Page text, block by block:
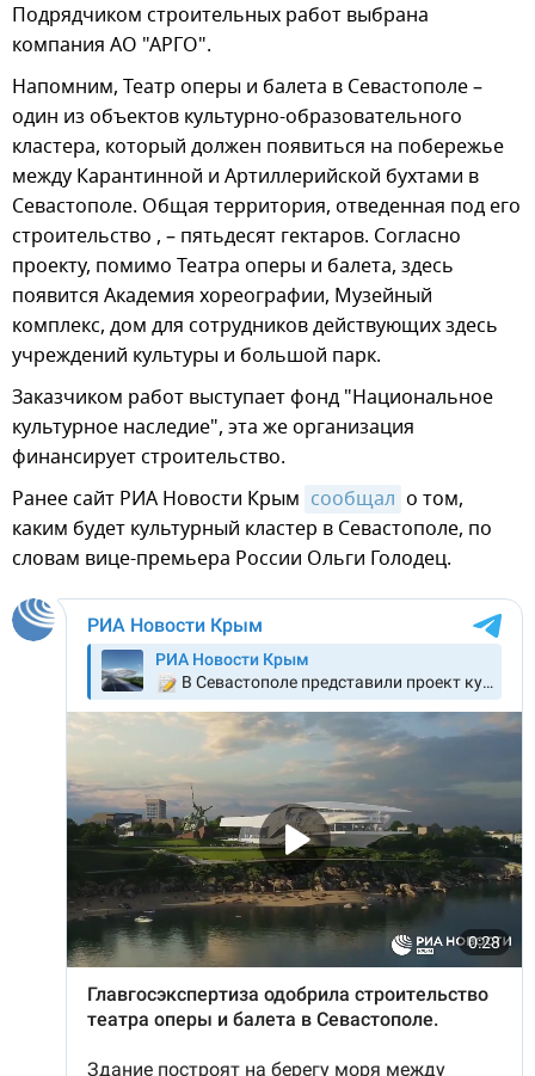
Подрядчиком строительных работ выбрана
компания АО "АРГО".
Напомним, Театр оперы и балета в Севастополе –
один из объектов культурно-образовательного
кластера, который должен появиться на побережье
между Карантинной и Артиллерийской бухтами в
Севастополе. Общая территория, отведенная под его
строительство , – пятьдесят гектаров. Согласно
проекту, помимо Театра оперы и балета, здесь
появится Академия хореографии, Музейный
комплекс, дом для сотрудников действующих здесь
учреждений культуры и большой парк.
Заказчиком работ выступает фонд "Национальное
культурное наследие", эта же организация
финансирует строительство.
Ранее сайт РИА Новости Крым сообщал о том,
каким будет культурный кластер в Севастополе, по
словам вице-премьера России Ольги Голодец.